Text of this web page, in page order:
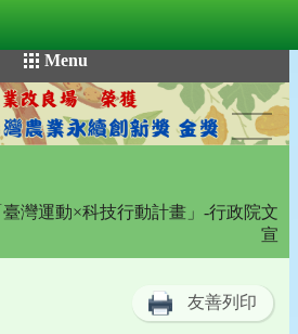
Menu
臺灣運動×科技行動計畫」-行政院文
宣
友善列印